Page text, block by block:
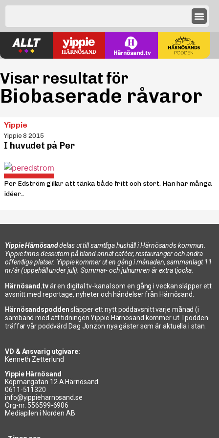
Visar resultat för
Biobaserade råvaror
Yippie
Yippie 8 2015
I huvudet på Per
Per Edström gillar att tänka både fritt och stort. Han har många
idéer...
Yippie Härnösanddelas ut till samtliga hushåll i Härnösands kommun.
Yippie finns dessutom på bland annat caféer, restauranger och andra
offentliga platser. Yippie kommer ut en gång i månaden, sammanlagt 11
nr/år (uppehåll under juli). Sommar- och julnumren är extra tjocka.
Härnösand.tvär en digital tv-kanal som en gång i veckan släpper ett
avsnitt med reportage, nyheter och händelser från Härnösand.
Härnösandspoddensläpper ett nytt poddavsnitt varje månad (i
samband med att tidningen Yippie Härnösand kommer ut. I podden
träffar vår poddvärd Dag Jonzon nya gäster som är aktuella i stan.
VD & Ansvarig utgivare:
Kenneth Zetterlund
Yippie Härnösand
Köpmangatan 12 A Härnösand
0611-511320
info@yippieharnosand.se
Org-nr: 556599-6906
Mediapilen i Norden AB